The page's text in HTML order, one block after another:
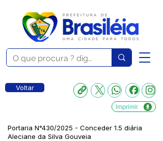
Voltar
Imprimir
Portaria N°430/2025 - Conceder 1.5 diária
Aleciane da Silva Gouveia